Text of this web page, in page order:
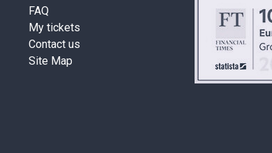
FAQ
My tickets
Contact us
Site Map